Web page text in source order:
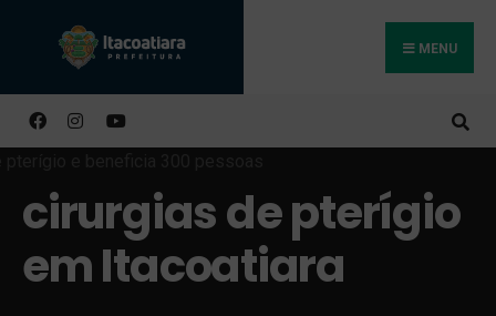
MENU
cirurgias de pterígio
em Itacoatiara
Buscar